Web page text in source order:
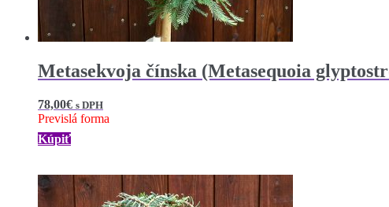
Metasekvoja čínska (Metasequoia
78,00€ s DPH
Previslá forma
Kúpiť